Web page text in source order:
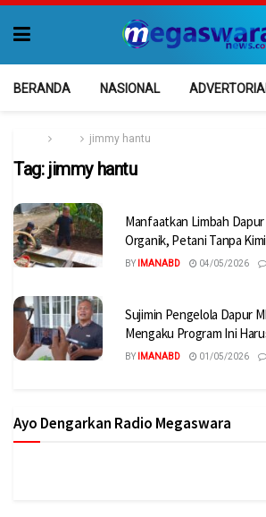
BERANDA NASIONAL
jimmy hantu
Tag: jimmy hantu
Manfaatkan Limbah
Organik, Petani Tanpa
BY IMANABD 04/05/2026
Sujimin Pengelola Dapur
Mengaku Program Ini
BY IMANABD 01/05/2026
Ayo Dengarkan Radio Megaswara